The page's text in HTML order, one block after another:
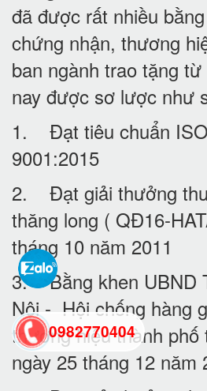
đã được rất nhiều
chứng nhận, thương
ban ngành trao tặng
nay được sơ lược như
1. Đạt tiêu chuẩn
9001:2015
2. Đạt giải thưởng
thăng long ( QĐ16-
tháng 10 năm 2011
3. Bằng khen UBND
Nội - Hội chống hàng
thương hiệu thành phố
ngày 25 tháng 12 năm
0982770404